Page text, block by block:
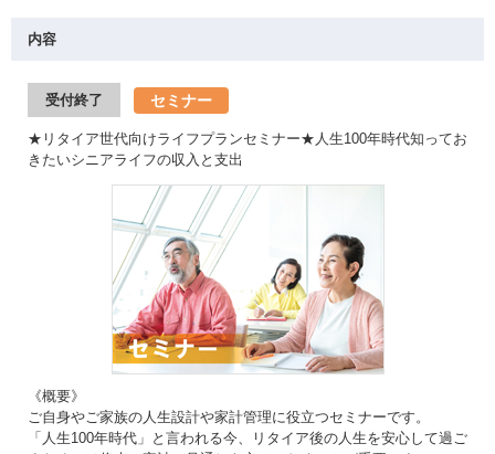
内容
受付終了 セミナー
★リタイア世代向けライフプランセミナー★人生100年時代知ってお
きたいシニアライフの収入と支出
《概要》
ご自身やご家族の人生設計や家計管理に役立つセミナーです。
「人生100年時代」と言われる今、リタイア後の人生を安心して過ご